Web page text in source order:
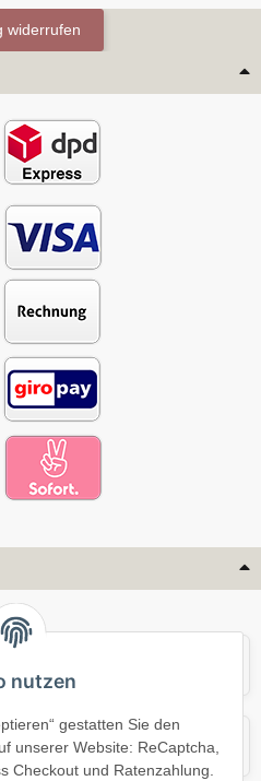
nutzen
gestatten Sie den
unserer Website: ReCaptcha,
Checkout und Ratenzahlung.
widerrufen
Mini